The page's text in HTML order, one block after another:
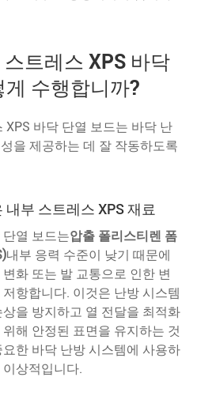
트레스 XPS 바닥
수행합니까?
XPS 바닥 단열 보드는 바닥 난
을 제공하는 데 잘 작동하도록
내부 스트레스 XPS 재료
단열 보드는압출 폴리스티렌 폼
내부 응력 수준이 낮기 때문에
변화 또는 발 교통으로 인한 변
저항합니다. 이것은 난방 시스템
상을 방지하고 열 전달을 최적화
위해 안정된 표면을 유지하는 것
요한 바닥 난방 시스템에 사용하
이상적입니다.